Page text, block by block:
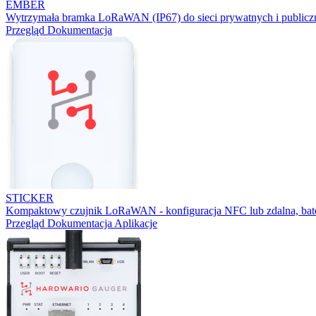
EMBER
Wytrzymała bramka LoRaWAN (IP67) do sieci prywatnych i
Przegląd Dokumentacja
STICKER
Kompaktowy czujnik LoRaWAN - konfiguracja NFC lub zdalna,
Przegląd Dokumentacja Aplikacje